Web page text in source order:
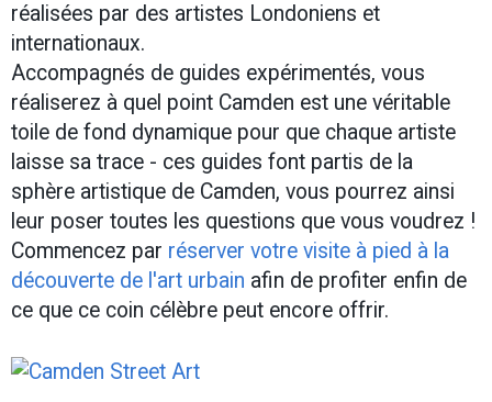
réalisées par des artistes Londoniens et
internationaux.
Accompagnés de guides expérimentés, vous
réaliserez à quel point Camden est une véritable
toile de fond dynamique pour que chaque artiste
laisse sa trace - ces guides font partis de la
sphère artistique de Camden, vous pourrez ainsi
leur poser toutes les questions que vous voudrez !
Commencez par réserver votre visite à pied à la
découverte de l'art urbain afin de profiter enfin de
ce que ce coin célèbre peut encore offrir.